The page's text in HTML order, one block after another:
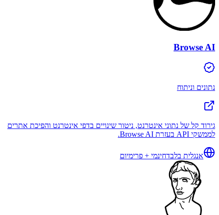
Browse AI
נתונים וניתוח
גירוד קל של נתוני אינטרנט, ניטור שינויים בדפי אינטרנט והפיכת אתרים
לממשקי API בעזרת Browse AI.
אנגלית בלבדחינמי + פרימיום